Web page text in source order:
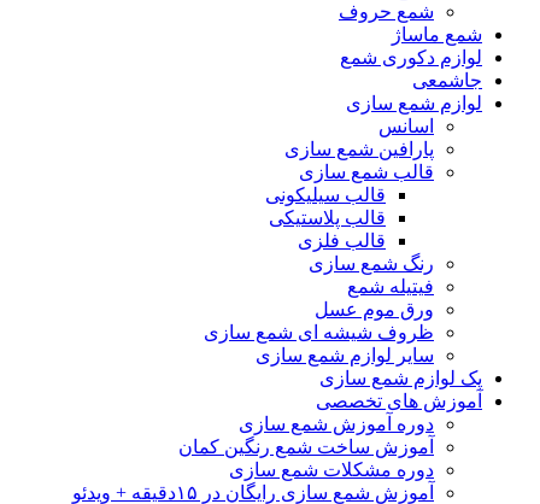
شمع حروف
شمع ماساژ
لوازم دکوری شمع
جاشمعی
لوازم شمع سازی
اسانس
پارافین شمع سازی
قالب شمع سازی
قالب سیلیکونی
قالب پلاستیکی
قالب فلزی
رنگ شمع سازی
فیتیله شمع
ورق موم عسل
ظروف شیشه ای شمع سازی
سایر لوازم شمع سازی
پک لوازم شمع سازی
آموزش های تخصصی
دوره آموزش شمع سازی
آموزش ساخت شمع رنگین کمان
دوره مشکلات شمع سازی
آموزش شمع سازی رایگان در ۱۵دقیقه + ویدئو